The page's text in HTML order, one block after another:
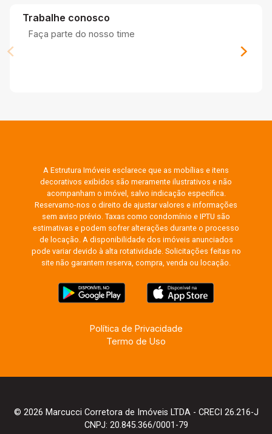
Trabalhe conosco
Faça parte do nosso time
A Estrutura Imóveis esclarece que as mobílias e itens
decorativos exibidos são meramente ilustrativos e não
acompanham o imóvel, salvo indicação específica.
Reservamo-nos o direito de ajustar valores e informações
sem aviso prévio. Taxas como condomínio e IPTU são
estimativas e podem sofrer alterações durante o processo
de locação. A disponibilidade dos imóveis anunciados
pode variar devido à alta rotatividade. Solicitações feitas no
site não garantem reserva, compra, venda ou locação.
Política de Privacidade
Termo de Uso
© 2026 Marcucci Corretora de Imóveis LTDA - CRECI 26.216-J
CNPJ: 20.845.366/0001-79